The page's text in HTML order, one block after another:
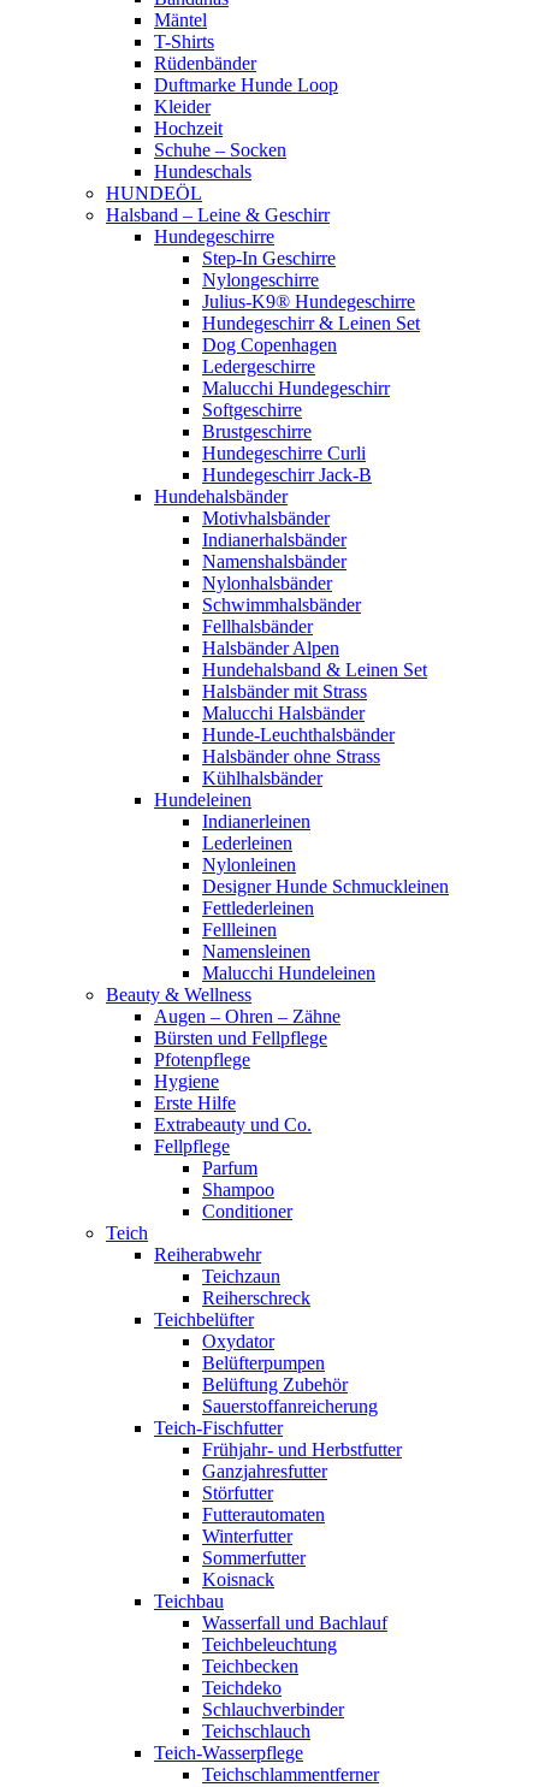
Mäntel
T-Shirts
Rüdenbänder
Duftmarke Hunde Loop
Kleider
Hochzeit
Schuhe – Socken
Hundeschals
HUNDEÖL
Halsband – Leine & Geschirr
Hundegeschirre
Step-In Geschirre
Nylongeschirre
Julius-K9® Hundegeschirre
Hundegeschirr & Leinen Set
Dog Copenhagen
Ledergeschirre
Malucchi Hundegeschirr
Softgeschirre
Brustgeschirre
Hundegeschirre Curli
Hundegeschirr Jack-B
Hundehalsbänder
Motivhalsbänder
Indianerhalsbänder
Namenshalsbänder
Nylonhalsbänder
Schwimmhalsbänder
Fellhalsbänder
Halsbänder Alpen
Hundehalsband & Leinen Set
Halsbänder mit Strass
Malucchi Halsbänder
Hunde-Leuchthalsbänder
Halsbänder ohne Strass
Kühlhalsbänder
Hundeleinen
Indianerleinen
Lederleinen
Nylonleinen
Designer Hunde Schmuckleinen
Fettlederleinen
Fellleinen
Namensleinen
Malucchi Hundeleinen
Beauty & Wellness
Augen – Ohren – Zähne
Bürsten und Fellpflege
Pfotenpflege
Hygiene
Erste Hilfe
Extrabeauty und Co.
Fellpflege
Parfum
Shampoo
Conditioner
Teich
Reiherabwehr
Teichzaun
Reiherschreck
Teichbelüfter
Oxydator
Belüfterpumpen
Belüftung Zubehör
Sauerstoffanreicherung
Teich-Fischfutter
Frühjahr- und Herbstfutter
Ganzjahresfutter
Störfutter
Futterautomaten
Winterfutter
Sommerfutter
Koisnack
Teichbau
Wasserfall und Bachlauf
Teichbeleuchtung
Teichbecken
Teichdeko
Schlauchverbinder
Teichschlauch
Teich-Wasserpflege
Teichschlammentferner